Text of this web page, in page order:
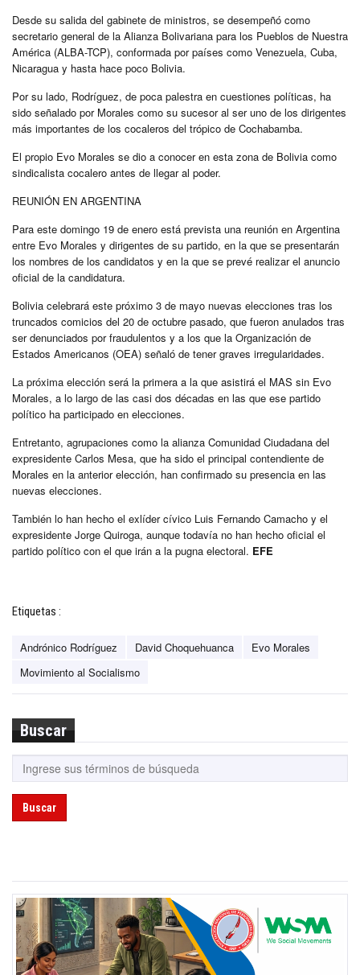
Desde su salida del gabinete de ministros, se desempeñó como
secretario general de la Alianza Bolivariana para los Pueblos de Nuestra
América (ALBA-TCP), conformada por países como Venezuela, Cuba,
Nicaragua y hasta hace poco Bolivia.
Por su lado, Rodríguez, de poca palestra en cuestiones políticas, ha
sido señalado por Morales como su sucesor al ser uno de los dirigentes
más importantes de los cocaleros del trópico de Cochabamba.
El propio Evo Morales se dio a conocer en esta zona de Bolivia como
sindicalista cocalero antes de llegar al poder.
REUNIÓN EN ARGENTINA
Para este domingo 19 de enero está prevista una reunión en Argentina
entre Evo Morales y dirigentes de su partido, en la que se presentarán
los nombres de los candidatos y en la que se prevé realizar el anuncio
oficial de la candidatura.
Bolivia celebrará este próximo 3 de mayo nuevas elecciones tras los
truncados comicios del 20 de octubre pasado, que fueron anulados tras
ser denunciados por fraudulentos y a los que la Organización de
Estados Americanos (OEA) señaló de tener graves irregularidades.
La próxima elección será la primera a la que asistirá el MAS sin Evo
Morales, a lo largo de las casi dos décadas en las que ese partido
político ha participado en elecciones.
Entretanto, agrupaciones como la alianza Comunidad Ciudadana del
expresidente Carlos Mesa, que ha sido el principal contendiente de
Morales en la anterior elección, han confirmado su presencia en las
nuevas elecciones.
También lo han hecho el exlíder cívico Luis Fernando Camacho y el
expresidente Jorge Quiroga, aunque todavía no han hecho oficial el
partido político con el que irán a la pugna electoral. EFE
Etiquetas :
Andrónico Rodríguez David Choquehuanca
Evo Morales
Movimiento al Socialismo
Buscar
Buscar